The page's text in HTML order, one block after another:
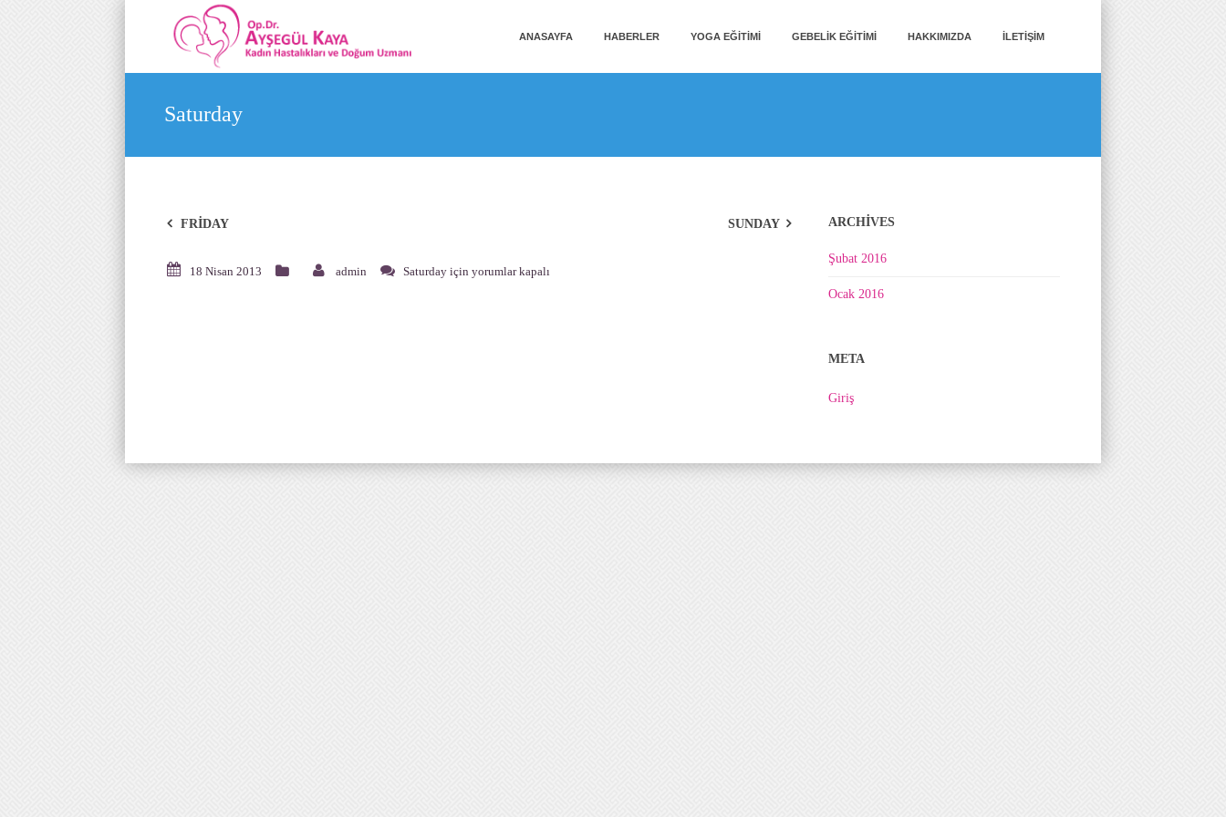
ANASAYFA HABERLER YOGA EĞITIMI GEBELIK EĞITIMI HAKKIMIZDA İLETIŞIM
Saturday
FRIDAY SUNDAY
18 Nisan 2013 admin Saturday için yorumlar kapalı
ARCHIVES
Şubat 2016
Ocak 2016
META
Giriş